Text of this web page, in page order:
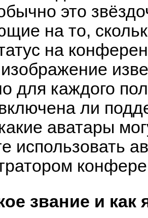
это
на то,
на
для каждого
ли
аватары
использовать
звание и как